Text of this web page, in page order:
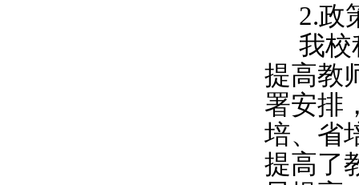
2.政
我校
提高教
署安排
培、省
提高了